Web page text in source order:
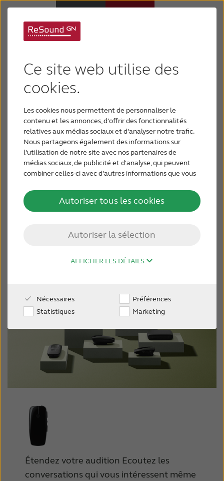
Ce site web utilise des
cookies.
Les cookies nous permettent de personnaliser le
contenu et les annonces, d'offrir des fonctionnalités
relatives aux médias sociaux et d'analyser notre trafic.
Nous partageons également des informations sur
l'utilisation de notre site avec nos partenaires de
médias sociaux, de publicité et d'analyse, qui peuvent
combiner celles-ci avec d'autres informations que vous
utilisation de leurs services.
Autoriser la sélection
Autoriser tous les cookies
AFFICHER LES DÉTAILS
Nécessaires
Préférences
Statistiques
Marketing
Appareils auditifs
Perte auditive
Support & Assistance
Pourquoi choisir ReSound
BLOG
Australia Brasil
China Danmark
Deutschland España
France India
International
Kazakhstan
New Zealand Norge
Élargissez votre
expérience auditive
Les accessoires pour appareils
auditifs sans fil ReSound rendent
encore meilleure votre expérience
auditive, en travaillant sans
anicroche avec vos appareils auditifs
ReSound pour s’adapter à votre
mode de vie et l’enrichir.
Choisissez parmi notre série
complète d’options :
Étendez votre audition Ecoutez les
conversations qui vous intéressent même